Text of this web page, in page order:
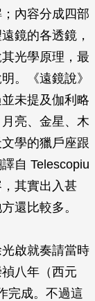
內容分成四部
鏡的各透鏡，
光學原理，最
。《遠鏡說》
未提及伽利略
亮、金星、木
學的獵戶座跟
自 Telescopiu
其實出入甚
還比較多。
啟就奏請當時
八年（西元
完成。不過這